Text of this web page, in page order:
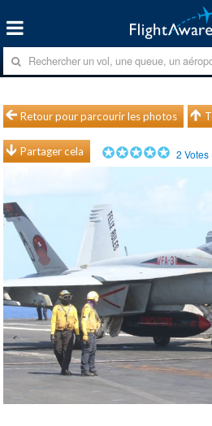
Retour pour parcourir les photos
Partager cela 2 Votes